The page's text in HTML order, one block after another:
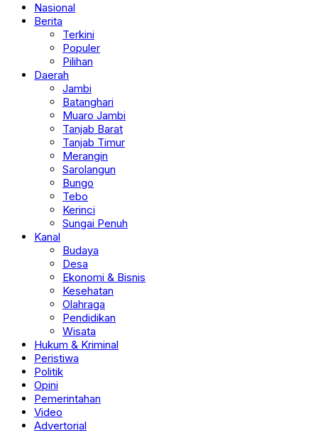
Nasional
Berita
Terkini
Populer
Pilihan
Daerah
Jambi
Batanghari
Muaro Jambi
Tanjab Barat
Tanjab Timur
Merangin
Sarolangun
Bungo
Tebo
Kerinci
Sungai Penuh
Kanal
Budaya
Desa
Ekonomi & Bisnis
Kesehatan
Olahraga
Pendidikan
Wisata
Hukum & Kriminal
Peristiwa
Politik
Opini
Pemerintahan
Video
Advertorial